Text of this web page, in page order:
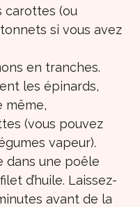
carottes (ou
si vous avez
en tranches.
les épinards,
même,
(vous pouvez
vapeur).
dans une poêle
d’huile. Laissez-
avant de la